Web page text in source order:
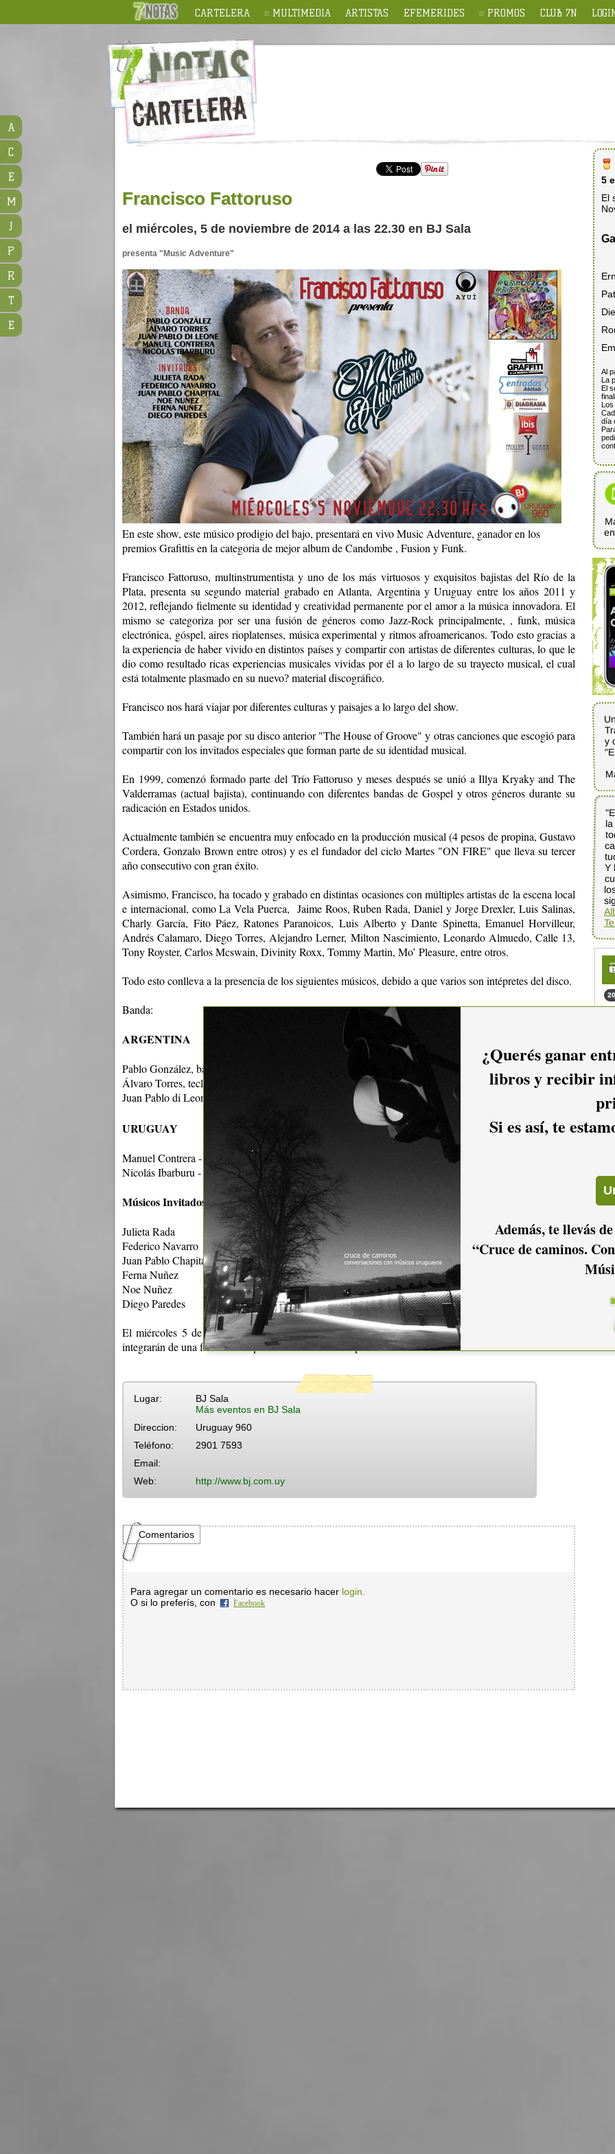
CARTELERA MULTIMEDIA ARTISTAS EFEMERIDES PROMOS CLUB 7N
Francisco Fattoruso
el miércoles, 5 de noviembre de 2014 a las 22.30 en BJ Sala
presenta "Music Adventure"
En este show, este músico prodigio del bajo, presentará en vivo Music Adventure, ganador en los
premios Grafittis en la categoria de mejor album de Candombe , Fusion y Funk.
Francisco Fattoruso, multinstrumentista y uno de los más virtuosos y exquisitos bajistas del Río de la
Plata, presenta su segundo material grabado en Atlanta, Argentina y Uruguay entre los años 2011 y
2012, reflejando fielmente su identidad y creatividad permanente por el amor a la música innovadora. El
mismo se categoriza por ser una fusión de géneros como Jazz-Rock principalmente, , funk, música
electrónica, góspel, aires rioplatenses, música experimental y ritmos afroamericanos. Todo esto gracias a
la experiencia de haber vivido en distintos países y compartir con artistas de diferentes culturas, lo que le
dio como resultado ricas experiencias musicales vividas por él a lo largo de su trayecto musical, el cual
está totalmente plasmado en su nuevo? material discográfico.
Francisco nos hará viajar por diferentes culturas y paisajes a lo largo del show.
También hará un pasaje por su disco anterior "The House of Groove" y otras canciones que escogió para
compartir con los invitados especiales que forman parte de su identidad musical.
En 1999, comenzó formado parte del Trío Fattoruso y meses después se unió a Illya Kryaky and The
Valderramas (actual bajista), continuando con diferentes bandas de Gospel y otros géneros durante su
radicación en Estados unidos.
Actualmente también se encuentra muy enfocado en la producción musical (4 pesos de propina, Gustavo
Cordera, Gonzalo Brown entre otros) y es el fundador del ciclo Martes "ON FIRE" que lleva su tercer
año consecutivo con gran éxito.
Asimismo, Francisco, ha tocado y grabado en distintas ocasiones con múltiples artistas de la escena local
e internacional, como La Vela Puerca, Jaime Roos, Ruben Rada, Daniel y Jorge Drexler, Luis Salinas,
Charly García, Fito Páez, Ratones Paranoicos, Luis Alberto y Dante Spinetta, Emanuel Horvilleur,
Andrés Calamaro, Diego Torres, Alejandro Lerner, Milton Nascimiento, Leonardo Almuedo, Calle 13,
Tony Royster, Carlos Mcswain, Divinity Roxx, Tommy Martin, Mo’ Pleasure, entre otros.
Todo esto conlleva a la presencia de los siguientes músicos, debido a que varios son intépretes del disco.
Banda:
ARGENTINA
Pablo González, batería (actual baterista de IKV).
Álvaro Torres, teclados (Luis Salinas y ex. Tecladista de Los Piojos, etc.)
Juan Pablo di Leone, flautas (Chango Farías, Aca Seca Trío).
URUGUAY
Manuel Contrera - teclados
Nicolás Ibarburu - guitarras (Jaime Roos, Fito Páez)
Músicos Invitados:
Julieta Rada
Federico Navarro
Juan Pablo Chapital
Ferna Nuñez
Noe Nuñez
Diego Paredes
El miércoles 5 de noviembre podrás disfrutar del show donde la música, los sonidos y el público se
integrarán de una forma única para crear una noche especial.
Lugar:
BJ Sala
Más eventos en BJ Sala
Direccion:
Uruguay 960
Teléfono:
2901 7593
Email:
Web:
http://www.bj.com.uy
Comentarios
Para agregar un comentario es necesario hacer login.
O si lo preferís, con
Facebook
5
El
Al
La
El
día
en
y
Y
A
C
E
M
J
P
R
T
E
¿Querés ganar
libros y recibir
Si es así, te
Además, te llevás
“Cruce de caminos.